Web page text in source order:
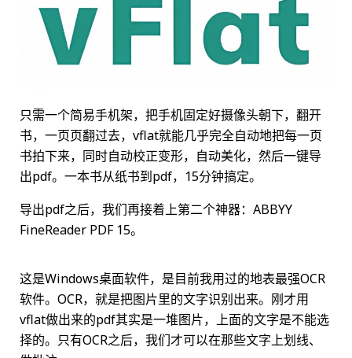
只需一个简易手机架，把手机固定好摄像头朝下，翻开
书，一页页翻过去，vflat就能几乎完全自动地把每一页
书拍下来，同时自动校正变形，自动美化，然后一键导
出pdf。一本书从纸书到pdf，15分钟搞定。
导出pdf之后，我们再接着上第二个神器：ABBYY
FineReader PDF 15。
这是Windows桌面软件，是目前我用过的地表最强OCR
软件。OCR，就是把图片里的文字识别出来。刚才用
vflat做出来的pdf其实是一堆图片，上面的文字是不能选
择的。只有OCR之后，我们才可以在那些文字上划线、